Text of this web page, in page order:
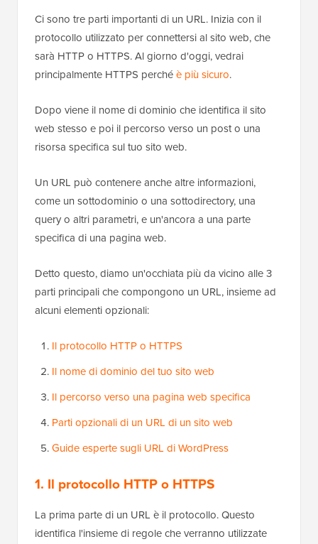
Ci sono tre parti importanti di un URL. Inizia con il
protocollo utilizzato per connettersi al sito web, che
sarà HTTP o HTTPS. Al giorno d'oggi, vedrai
principalmente HTTPS perchéè più sicuro.
Dopo viene il nome di dominio che identifica il sito
web stesso e poi il percorso verso un post o una
risorsa specifica sul tuo sito web.
Un URL può contenere anche altre informazioni,
come un sottodominio o una sottodirectory, una
query o altri parametri, e un'ancora a una parte
specifica di una pagina web.
Detto questo, diamo un'occhiata più da vicino alle 3
parti principali che compongono un URL, insieme ad
alcuni elementi opzionali:
Il protocollo HTTP o HTTPS
Il nome di dominio del tuo sito web
Il percorso verso una pagina web specifica
Parti opzionali di un URL di un sito web
Guide esperte sugli URL di WordPress
1. Il protocollo HTTP o HTTPS
La prima parte di un URL è il protocollo. Questo
identifica l'insieme di regole che verranno utilizzate